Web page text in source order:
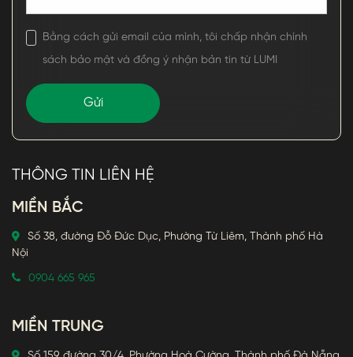
Bằng cách gửi email của mình, tôi chấp nhận chính
sách bảo mật và đồng ý nhận bản tin từ LUMI
THÔNG TIN LIÊN HỆ
MIỀN BẮC
Số 38, đường Đỗ Đức Dục, Phường Từ Liêm, Thành phố Hà
Nội
0904 665 965
MIỀN TRUNG